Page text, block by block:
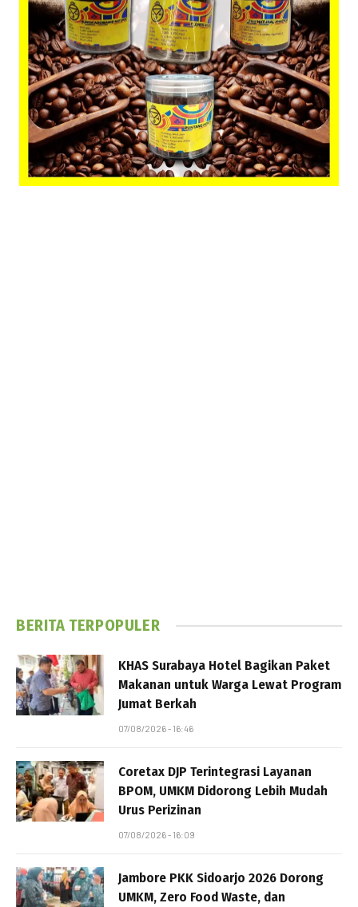
BERITA TERPOPULER
KHAS Surabaya Hotel Bagikan Paket
Makanan untuk Warga Lewat Program
Jumat Berkah
07/08/2026 - 16:46
Coretax DJP Terintegrasi Layanan
BPOM, UMKM Didorong Lebih Mudah
Urus Perizinan
07/08/2026 - 16:09
Jambore PKK Sidoarjo 2026 Dorong
UMKM, Zero Food Waste, dan